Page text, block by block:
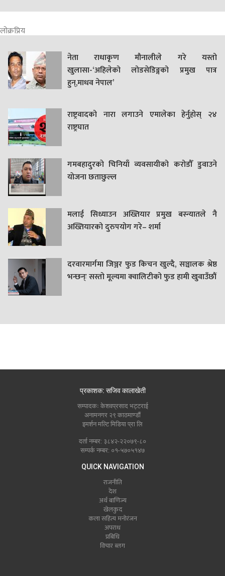
लोक्रप्रिय
नेता राधाकृण मौनालीले गरे यस्तो
खुलासा-‘अहिलेको लोडसेडिङ्गको प्रमुख पात्र
हुन्,माधव नेपाल’
राष्ट्रवादको नारा लगाउने एमालेका हेर्नुहोस् २४
राष्ट्रघात
गमबहादुरकाे चिनियाँ व्यवसायीको करोडौँ डुवाउने
याेजना छताछुल्ल
मलाई सिध्याउन अख्तियार प्रमुख बस्न्यातले नै
अख्तियारको दुरुपयोग गरे– शर्मा
दरवारमार्गमा जिञ्जर फुड किचन खुल्दै, सञ्चालक श्रेष्ठ
भन्छन्ः सस्तो मूल्यमा क्वालिटीको फुड हामी खुवाउँछौं
प्रकाशक: सजिव कालाखेती
सम्पादकः केशवप्रसाद भट्टराई
अनामनगर २९ काठमाण्डौं
इमर्शन मल्टि मिडिया प्रा लि
दर्ता नम्बर: ३८४२-२२०७९-८०
सम्पर्क नम्बर: ०१-५७०५१४७
QUICK NAVIGATION
राजनीति
देश
अर्थ बाणिज्य
खेलकुद
कला सहित्य मनोरंजन
अपराध
प्रबिधि
विचार ब्लग